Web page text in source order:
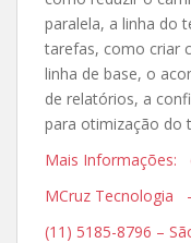
paralela, a linha do
tarefas, como criar
linha de base, o
de relatórios, a
para otimização do
Mais Informações:
MCruz Tecnologia
(11) 5185-8796 –